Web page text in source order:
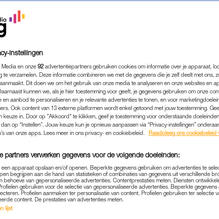
STRAKS VOOR ZIJN VROUW
ZOU ZORGEN. HIJ WIST
MOETEN LOSLATEN'
GOED OM TE WETEN
Te mooi om waar te zijn? Kijk uit voor AI-
foto's op tweedehandsplatformen zoals
Vinted
u
ADVERTORIAL
Draglegendes RuPaul en Conchita Wurst
tegenkomen op de Dam? Dat kan zomaar
eens realiteit worden
instellingen
en onze 92 advertentiepartners gebruiken cookies om informatie over je apparaat,
te verzamelen. Deze informatie combineren we met de gegevens die je zelf deelt met ons,
Dit doen we om het gebruik van onze media te analyseren en onze websites en
kunnen we, als je hier toestemming voor geeft, je gegevens gebruiken om onze
en aanbod te personaliseren en je relevante advertenties te tonen, en voor
Ook content van 13 externe platformen wordt enkel getoond met jouw toestemming.
keuze in. Door op "Akkoord" te klikken, geef je toestemming voor onderstaande
op “Instellen”. Jouw keuze kun je opnieuw aanpassen via “Privacy-instellingen”
van onze apps. Lees meer in ons privacy- en cookiebeleid.
Raadpleeg ons cookiebeleid
partners verwerken gegevens voor de volgende doeleinden:
apparaat opslaan en/of openen. Beperkte gegevens gebruiken om advertenties te
begrijpen aan de hand van statistieken of combinaties van gegevens uit verschillende
behoeve van gepersonaliseerde advertenties. Contentprestaties meten. Diensten
gebruiken voor de selectie van gepersonaliseerde advertenties. Beperkte
Profielen aanmaken ter personalisatie van content. Profielen gebruiken ter selectie
content. De prestaties van advertenties meten.
lijst